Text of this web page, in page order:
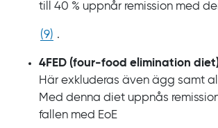
till
40 % uppnår remission med
(9) .
4FED (four-food elimination diet
Här exkluderas även ägg samt
Med denna diet uppnås
fallen med EoE